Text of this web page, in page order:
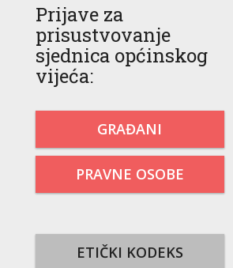
Prijave za
prisustvovanje
sjednica općinskog
vijeća:
GRAĐANI
PRAVNE OSOBE
ETIČKI KODEKS